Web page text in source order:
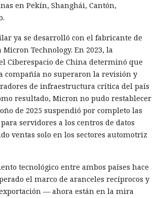
en Pekín, Shanghái, Cantón,
ya se desarrolló con el fabricante de
Technology. En 2023, la
Ciberespacio de China determinó que
compañía no superaron la revisión y
de infraestructura crítica del país
resultado, Micron no pudo restablecer
de 2025 suspendió por completo las
servidores a los centros de datos
ventas solo en los sectores automotriz
tecnológico entre ambos países hace
el marco de aranceles recíprocos y
— ahora están en la mira